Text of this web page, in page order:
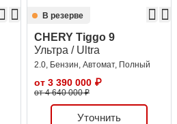
В резерве
CHERY Tiggo 9
Ультра / Ultra
2.0, Бензин, Автомат, Полный
от 3 390 000 ₽
от 4 640 000 ₽
Уточнить